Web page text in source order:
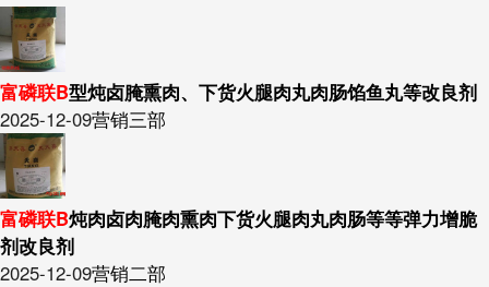
富磷联B型炖卤腌熏肉、下货火腿肉丸肉肠馅鱼丸等改良剂
2025-12-09营销三部
富磷联B炖肉卤肉腌肉熏肉下货火腿肉丸肉肠等等弹力增脆
剂改良剂
2025-12-09营销二部